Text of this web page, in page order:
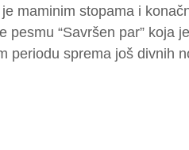
je maminim stopama i
pesmu “Savršen par” koja
periodu sprema još divnih